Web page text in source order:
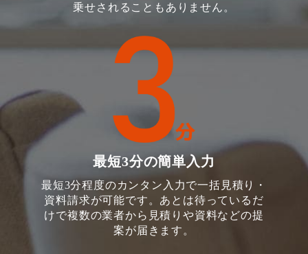
乗せされることもありません。
最短3分の簡単入力
最短3分程度のカンタン入力で一括見積り・
資料請求が可能です。あとは待っているだ
けで複数の業者から見積りや資料などの提
案が届きます。